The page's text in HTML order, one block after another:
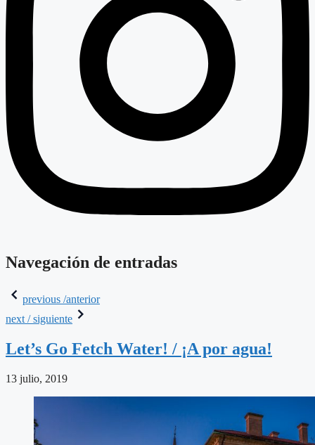
Navegación de entradas
previous /anterior
next / siguiente
Let’s Go Fetch Water! / ¡A por agua!
13 julio, 2019